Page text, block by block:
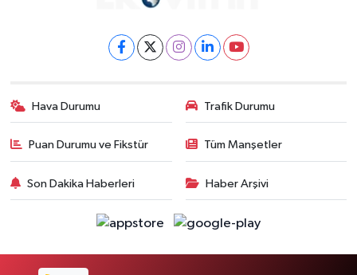
Hava Durumu Trafik Durumu
Puan Durumu ve Fikstür Tüm Manşetler
Son Dakika Haberleri Haber Arşivi